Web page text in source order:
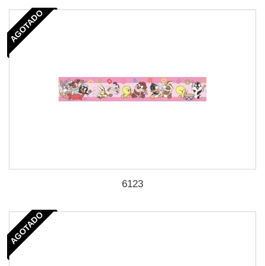
AGOTADO
6123
AGOTADO